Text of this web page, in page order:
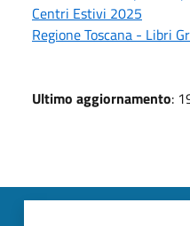
Centri Estivi 2025
Regione Toscana - Libri
Ultimo aggiornamento: